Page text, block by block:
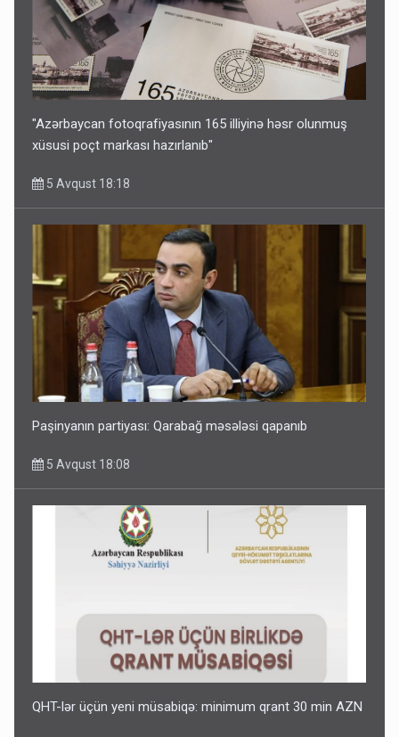
"Azərbaycan fotoqrafiyasının 165 illiyinə həsr olunmuş
xüsusi poçt markası hazırlanıb"
5 Avqust 18:18
Paşinyanın partiyası: Qarabağ məsələsi qapanıb
5 Avqust 18:08
QHT-lər üçün yeni müsabiqə: minimum qrant 30 min AZN